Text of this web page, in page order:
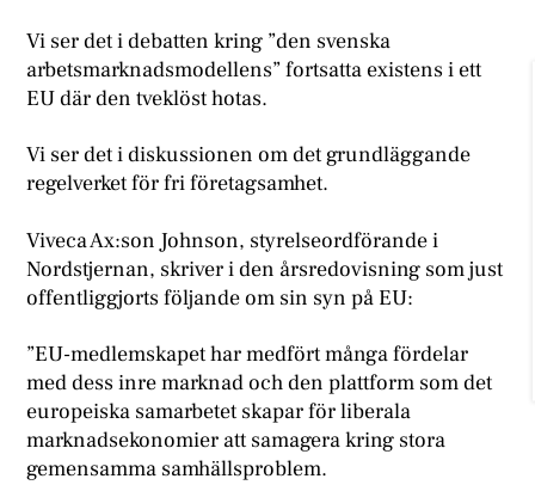
Vi ser det i debatten kring ”den svenska
arbetsmarknadsmodellens” fortsatta existens i ett
EU där den tveklöst hotas.
Vi ser det i diskussionen om det grundläggande
regelverket för fri företagsamhet.
Viveca Ax:son Johnson, styrelseordförande i
Nordstjernan, skriver i den årsredovisning som just
offentliggjorts följande om sin syn på EU:
”EU-medlemskapet har medfört många fördelar
med dess inre marknad och den plattform som det
europeiska samarbetet skapar för liberala
marknadsekonomier att samagera kring stora
gemensamma samhällsproblem.